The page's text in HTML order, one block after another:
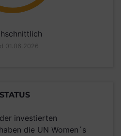
01.06.2026
investierten
die UN Women´s